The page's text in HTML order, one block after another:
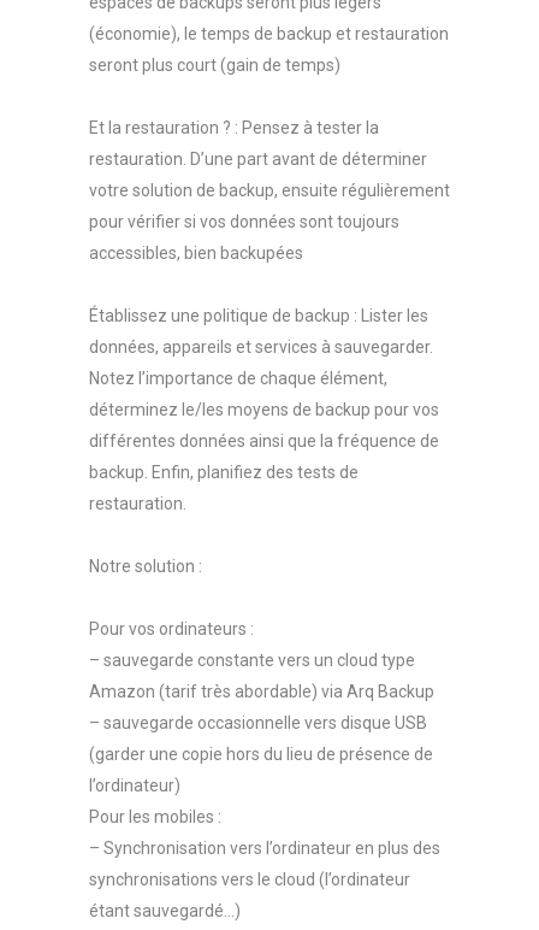
(économie), le temps de backup et restauration
seront plus court (gain de temps)
Et la restauration ? : Pensez à tester la
restauration. D’une part avant de déterminer
votre solution de backup, ensuite régulièrement
pour vérifier si vos données sont toujours
accessibles, bien backupées
Établissez une politique de backup : Lister les
données, appareils et services à sauvegarder.
Notez l’importance de chaque élément,
déterminez le/les moyens de backup pour vos
différentes données ainsi que la fréquence de
backup. Enfin, planifiez des tests de
restauration.
Notre solution :
Pour vos ordinateurs :
– sauvegarde constante vers un cloud type
Amazon (tarif très abordable) via Arq Backup
– sauvegarde occasionnelle vers disque USB
(garder une copie hors du lieu de présence de
l’ordinateur)
Pour les mobiles :
– Synchronisation vers l’ordinateur en plus des
synchronisations vers le cloud (l’ordinateur
étant sauvegardé…)